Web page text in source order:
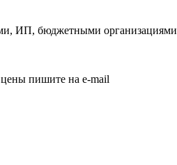
ИП, бюджетными организациями
пишите на e-mail